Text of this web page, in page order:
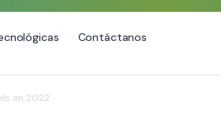
Contáctanos
en 2022